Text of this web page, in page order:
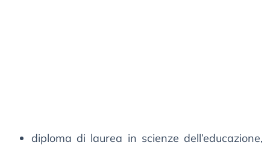
diploma di laurea in scienze dell’educazione,